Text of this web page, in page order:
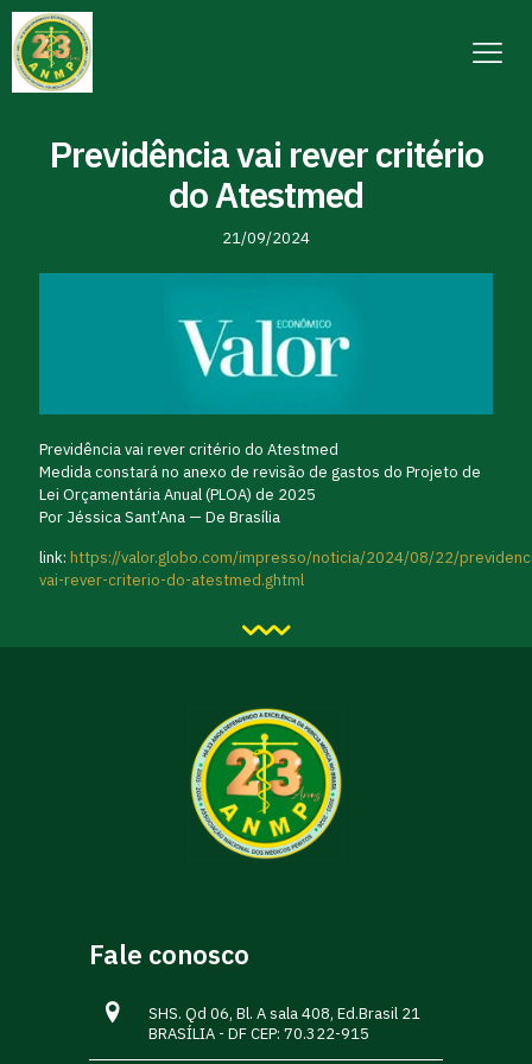
Previdência vai rever critério
do Atestmed
21/09/2024
Previdência vai rever critério do Atestmed
Medida constará no anexo de revisão de gastos do Projeto de
Lei Orçamentária Anual (PLOA) de 2025
Por Jéssica Sant’Ana — De Brasília
link: https://valor.globo.com/impresso/noticia/2024/08/22/
vai-rever-criterio-do-atestmed.ghtml
Fale conosco
SHS. Qd 06, Bl. A sala 408, Ed.Brasil 21
BRASÍLIA - DF CEP: 70.322-915